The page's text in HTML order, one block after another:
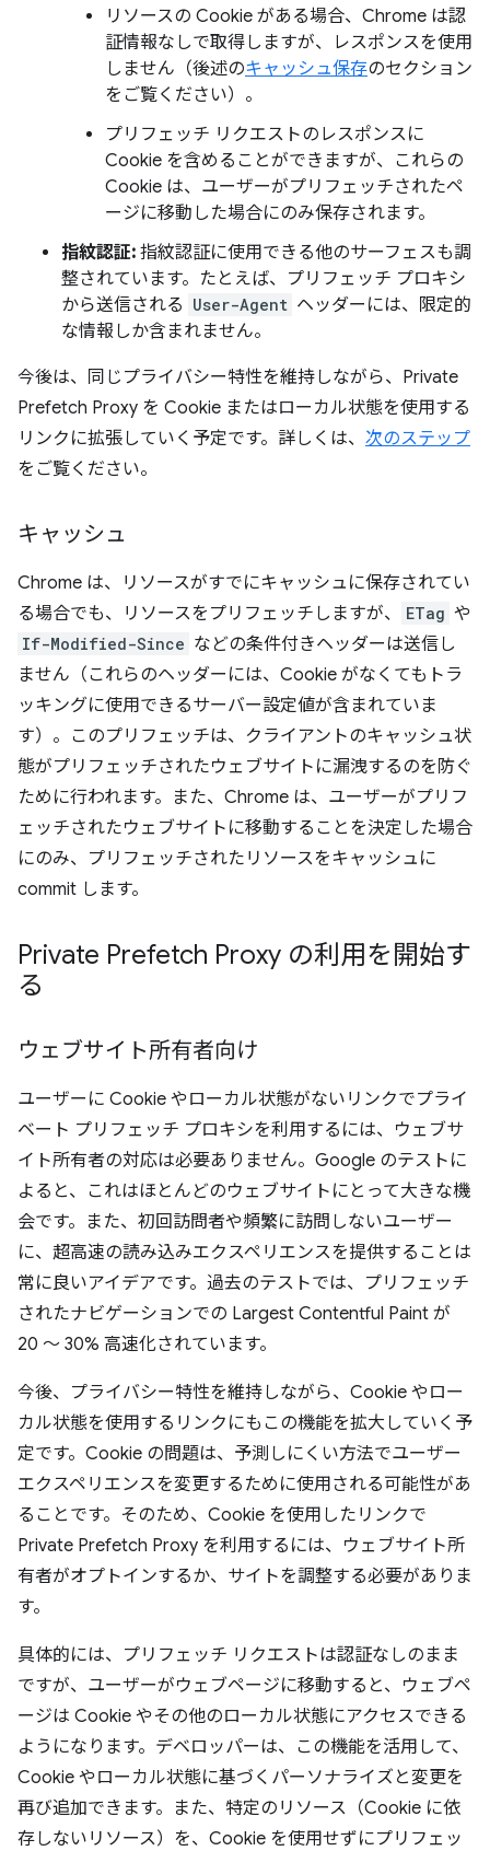
リソースの Cookie がある場合、Chrome は認
証情報なしで取得しますが、レスポンスを使用
しません（後述のキャッシュ保存のセクション
をご覧ください）。
プリフェッチ リクエストのレスポンスに
Cookie を含めることができますが、これらの
Cookie は、ユーザーがプリフェッチされたペ
ージに移動した場合にのみ保存されます。
指紋認証: 指紋認証に使用できる他のサーフェスも調
整されています。たとえば、プリフェッチ プロキシ
から送信される User-Agent ヘッダーには、限定的
な情報しか含まれません。
今後は、同じプライバシー特性を維持しながら、Private
Prefetch Proxy を Cookie またはローカル状態を使用する
リンクに拡張していく予定です。詳しくは、 次のステップ
をご覧ください。
キャッシュ
Chrome は、リソースがすでにキャッシュに保存されてい
る場合でも、リソースをプリフェッチしますが、
ETag や
If-Modified-Since などの条件付きヘッダーは送信し
ません（これらのヘッダーには、Cookie がなくてもトラ
ッキングに使用できるサーバー設定値が含まれていま
す）。このプリフェッチは、クライアントのキャッシュ状
態がプリフェッチされたウェブサイトに漏洩するのを防ぐ
ために行われます。また、Chrome は、ユーザーがプリフ
ェッチされたウェブサイトに移動することを決定した場合
にのみ、プリフェッチされたリソースをキャッシュに
commit します。
Private Prefetch Proxy の利用を開始す
る
ウェブサイト所有者向け
ユーザーに Cookie やローカル状態がないリンクでプライ
ベート プリフェッチ プロキシを利用するには、ウェブサ
イト所有者の対応は必要ありません。Google のテストに
よると、これはほとんどのウェブサイトにとって大きな機
会です。また、初回訪問者や頻繁に訪問しないユーザー
に、超高速の読み込みエクスペリエンスを提供することは
常に良いアイデアです。過去のテストでは、プリフェッチ
されたナビゲーションでの Largest Contentful Paint が
20 ～ 30% 高速化されています。
今後、プライバシー特性を維持しながら、Cookie やロー
カル状態を使用するリンクにもこの機能を拡大していく予
定です。Cookie の問題は、予測しにくい方法でユーザー
エクスペリエンスを変更するために使用される可能性があ
ることです。そのため、Cookie を使用したリンクで
Private Prefetch Proxy を利用するには、ウェブサイト所
有者がオプトインするか、サイトを調整する必要がありま
す。
具体的には、プリフェッチ リクエストは認証なしのまま
ですが、ユーザーがウェブページに移動すると、ウェブペ
ージは Cookie やその他のローカル状態にアクセスできる
ようになります。デベロッパーは、この機能を活用して、
Cookie やローカル状態に基づくパーソナライズと変更を
再び追加できます。また、特定のリソース（Cookie に依
存しないリソース）を、Cookie を使用せずにプリフェッ